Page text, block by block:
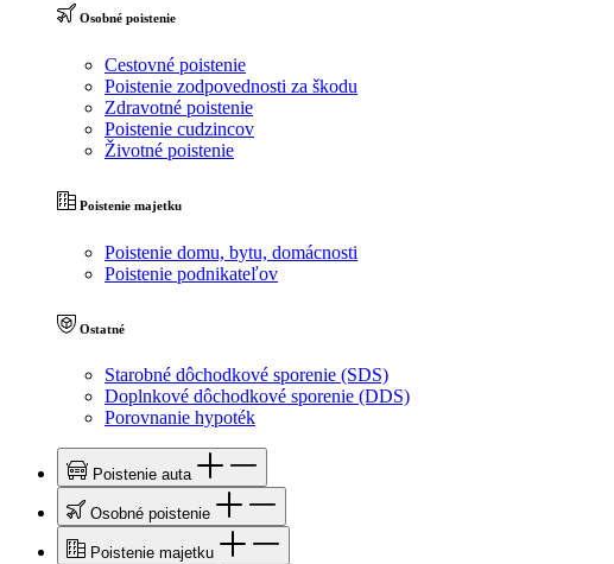
Osobné poistenie
Cestovné poistenie
Poistenie zodpovednosti za škodu
Zdravotné poistenie
Poistenie cudzincov
Životné poistenie
Poistenie majetku
Poistenie domu, bytu, domácnosti
Poistenie podnikateľov
Ostatné
Starobné dôchodkové sporenie (SDS)
Doplnkové dôchodkové sporenie (DDS)
Porovnanie hypoték
Poistenie auta
Osobné poistenie
Poistenie majetku